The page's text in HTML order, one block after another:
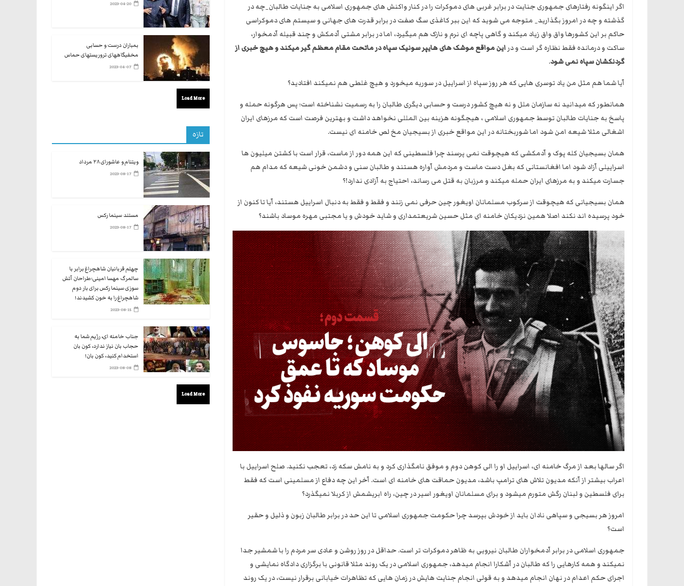
اگر اینگونه رفتارهای جمهوری جنایت در برابر غربی های دموکرات را در کنار واکنش های جمهوری اسلامی به جنایات طالبان_چه در
گذشته و چه در امروز بگذارید_ متوجه می شوید که این ببر کاغذی سگ صفت در برابر قدرت های جهانی و سیستم های دموکراسی
حاکم بر این کشورها واق واق زیاد میکند و گاهی پاچه ای نرم و نازک هم میگیرد، اما در برابر مشتی آدمکش و چند قبیله آدمخوار،
ساکت و درمانده فقط نظاره گر است و در این مواقع موشک های هایپر سونیک سپاه در ماتحت مقام معظم گیر میکند و هیچ خبری از
گردنکشان سپاه نمی شود.
آیا شما هم مثل من یاد توسری هایی که هر روز سپاه از اسراییل در سوریه میخورد و هیچ غلطی هم نمیکند افتادید؟
همانطور که میدانید نه سازمان ملل و نه هیچ کشور درست و حسابی دیگری طالبان را به رسمیت نشناخته است؛ پس هرگونه حمله و
پاسخ به جنایات طالبان توسط جمهوری اسلامی ، هیچگونه هزینه بین المللی نخواهد داشت و بهترین فرصت است که مرزهای ایران
اشغالی مثلا شیعه امن شود اما شوربختانه در این مواقع خبری از بسیجیان مخ لص خامنه ای نیست.
همان بسیجیان کله پوک و آدمکشی که هیچوقت نمی پرسند چرا فلسطینی که این همه دور از ماست، قرار است با کشتن میلیون ها
اسراییلی آزاد شود اما افغانستانی که بغل دست ماست و مردمش آواره هستند و طالبان سنی و دشمن خونی شیعه که مدام هم
جسارت میکند و به مرزهای ایران حمله میکند و مرزبان به قتل می رساند، احتیاج به آزادی ندارد!؟
همان بسیجیانی که هیچوقت از سرکوب مسلمانان اویغور چین حرفی نمی زنند و فقط و فقط به دنبال اسراییل هستند، آیا تا کنون از
خود پرسیده اند نکند اصلا همین نزدیکان خامنه ای مثل حسین شریعتمداری و شاید خودش و یا مجتبی مهره موساد باشند؟
اگر سالها بعد از مرگ خامنه ای، اسراییل او را الی کوهن دوم و موفق نامگذاری کرد و به نامش سکه زد، تعجب نکنید. صلح اسراییل با
اعراب بیشتر از آنکه مدیون تلاش های ترامپ باشد، مدیون حماقت های خامنه ای است. آخر این چه دفاع از مسلمینی است که فقط
برای فلسطین و لبنان رگش متورم میشود و برای مسلمانان اویغور اسیر در چین، راه ابریشمش از کربلا نمیگذرد؟
امروز هر بسیجی و سپاهی نادان باید از خودش بپرسد چرا حکومت جمهوری اسلامی تا این حد در برابر طالبان زبون و ذلیل و حقیر
است؟
جمهوری اسلامی در برابر آدمخواران طالبان نیرویی به ظاهر دموکرات تر است. حداقل در روز روشن و عادی سر مردم را با شمشیر جدا
نمیکند و همه کارهایی را که طالبان در آشکارا انجام میدهد، جمهوری اسلامی در یک روند مثلا قانونی با برگزاری دادگاه نمایشی و
اجرای حکم اعدام در نهان انجام میدهد و به قولی انجام جنایت هایش در زمان هایی که تظاهرات خیابانی برقرار نیست، در یک روند
2023-04-20
بمباران درست و حسابی
مخفیگاههای تروریستهای حماس
2023-04-07
Load More
تازه
ویتنام و عاشورای ۲۸ مرداد
2023-08-17
مستند سینما رکس
2023-08-17
چهلم قربانیان شاهچراغ برابر با
سالمرگ مهسا امینی؛طراحان آتش
سوزی سینما رکس برای بار دوم
شاهچراغ را به خون کشیدند!
2023-08-15
جناب خامنه ای، رژیم شما به
حجاب بان نیاز ندارد، کون بان
استخدام کنید، کون بان!
2023-08-08
Load More